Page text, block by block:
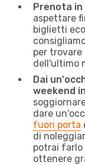
Prenota
aspettare
biglietti
per
dell'ultimo
Dai
weekend
dare
fuori porta
di
potrai farlo
ottenere